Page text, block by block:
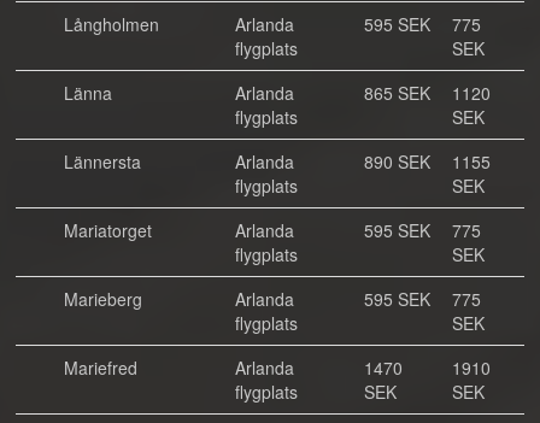
Långholmen
Arlanda
flygplats
595 SEK
775
SEK
Länna
Arlanda
flygplats
865 SEK
1120
SEK
Lännersta
Arlanda
flygplats
890 SEK
1155
SEK
Mariatorget
Arlanda
flygplats
595 SEK
775
SEK
Marieberg
Arlanda
flygplats
595 SEK
775
SEK
Mariefred
Arlanda
flygplats
1470
SEK
1910
SEK